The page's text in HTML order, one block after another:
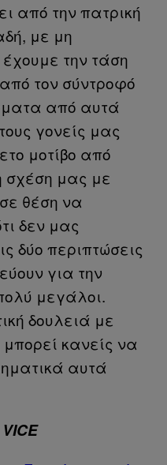
από την πατρική
με μη
έχουμε την τάση
τον σύντροφό
από αυτά
γονείς μας
μοτίβο από
σχέση μας με
θέση να
δεν μας
δύο περιπτώσεις
για την
μεγάλοι.
δουλειά με
κανείς να
αυτά